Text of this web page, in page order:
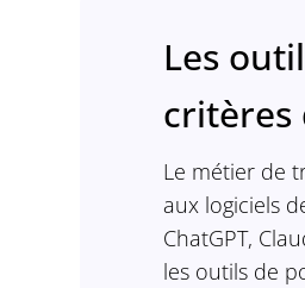
Les
critères
Le métier de
aux logiciels
ChatGPT,
les outils de